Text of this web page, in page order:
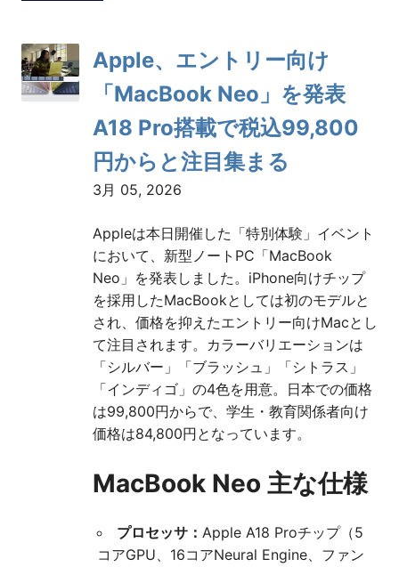
Apple、エントリー向け
「MacBook Neo」を発表
A18 Pro搭載で税込99,800
円からと注目集まる
3月 05, 2026
Appleは本日開催した「特別体験」イベント
において、新型ノートPC「MacBook
Neo」を発表しました。iPhone向けチップ
を採用したMacBookとしては初のモデルと
され、価格を抑えたエントリー向けMacとし
て注目されます。カラーバリエーションは
「シルバー」「ブラッシュ」「シトラス」
「インディゴ」の4色を用意。日本での価格
は99,800円からで、学生・教育関係者向け
価格は84,800円となっています。
MacBook Neo 主な仕様
プロセッサ： Apple A18 Proチップ（5
コアGPU、16コアNeural Engine、ファン